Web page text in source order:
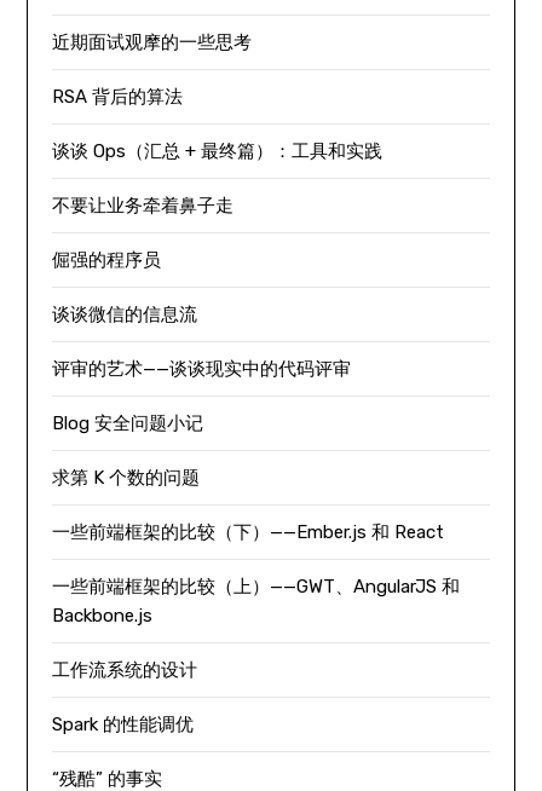
近期面试观摩的一些思考
RSA 背后的算法
谈谈 Ops（汇总 + 最终篇）：工具和实践
不要让业务牵着鼻子走
倔强的程序员
谈谈微信的信息流
评审的艺术——谈谈现实中的代码评审
Blog 安全问题小记
求第 K 个数的问题
一些前端框架的比较（下）——Ember.js 和 React
一些前端框架的比较（上）——GWT、AngularJS 和
Backbone.js
工作流系统的设计
Spark 的性能调优
“残酷” 的事实